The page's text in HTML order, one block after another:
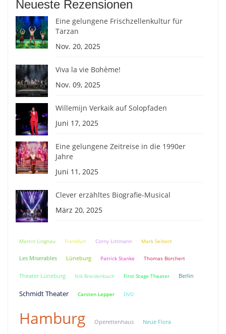
Neueste Rezensionen
Eine gelungene Frischzellenkultur für
Tarzan
Nov. 20, 2025
Viva la vie Bohème!
Nov. 09, 2025
Willemijn Verkaik auf Solopfaden
Juni 17, 2025
Eine gelungene Zeitreise in die 1990er
Jahre
Juni 11, 2025
Clever erzähltes Biografie-Musical
März 20, 2025
Martin Lingnau Frankfurt Corny Littmann Mark Seibert
Les Miserables Lüneburg Patrick Stanke Thomas Borchert
Theater Lüneburg Nik Breidenbach First Stage Theater Berlin
Schmidt Theater Carsten Lepper DVD
Hamburg Operettenhaus Neue Flora